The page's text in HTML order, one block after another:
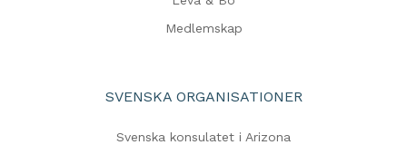
Medlemskap
SVENSKA ORGANISATIONER
Svenska konsulatet i Arizona